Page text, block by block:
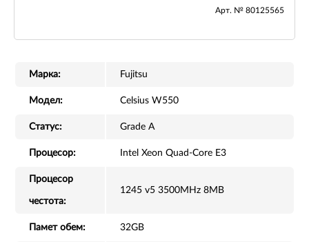
Арт. № 80125565
Марка: Fujitsu
Модел: Celsius W550
Статус: Grade A
Процесор: Intel Xeon Quad-Core E3
Процесор
честота:
1245 v5 3500MHz 8MB
Памет обем: 32GB